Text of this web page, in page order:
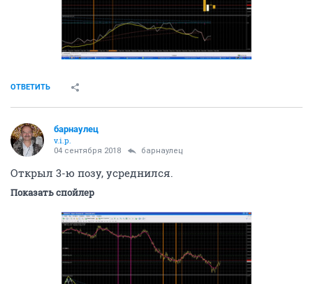
ОТВЕТИТЬ
барнаулец
v.i.p.
04 сентября 2018 барнаулец
Открыл 3-ю позу, усреднился.
Показать спойлер